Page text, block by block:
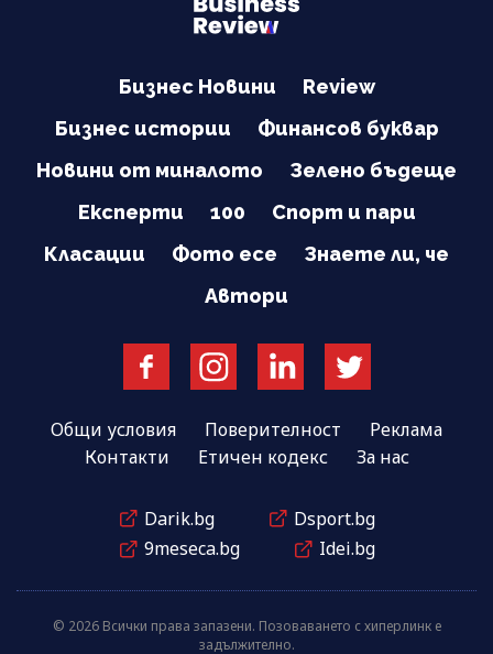
Бизнес Новини
Review
Бизнес истории
Финансов буквар
Новини от миналото
Зелено бъдеще
Експерти
100
Спорт и пари
Класации
Фото есе
Знаете ли, че
Автори
Общи условия Поверителност
Реклама
Контакти
Етичен кодекс За нас
Darik.bg
Dsport.bg
9meseca.bg
Idei.bg
© 2026 Всички права запазени. Позоваването с хиперлинк е
задължително.